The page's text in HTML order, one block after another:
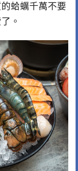
蛤蠣千萬不要
。